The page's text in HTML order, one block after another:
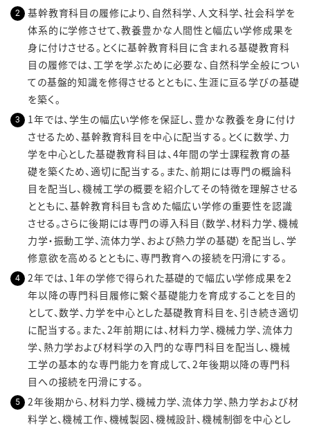
基幹教育科目の履修により、自然科学、人文科学、社会科学を
体系的に学修させて、教養豊かな人間性と幅広い学修成果を
身に付けさせる。とくに基幹教育科目に含まれる基礎教育科
目の履修では、工学を学ぶために必要な、自然科学全般につい
ての基盤的知識を修得させるとともに、生涯に亘る学びの基礎
を築く。
1年では、学生の幅広い学修を保証し、豊かな教養を身に付け
させるため、基幹教育科目を中心に配当する。とくに数学、力
学を中心とした基礎教育科目は、4年間の学士課程教育の基
礎を築くため、適切に配当する。また、前期には専門の概論科
目を配当し、機械工学の概要を紹介してその特徴を理解させる
とともに、基幹教育科目も含めた幅広い学修の重要性を認識
させる。さらに後期には専門の導入科目（数学、材料力学、機械
力学・振動工学、流体力学、および熱力学の基礎）を配当し、学
修意欲を高めるとともに、専門教育への接続を円滑にする。
2年では、1年の学修で得られた基礎的で幅広い学修成果を2
年以降の専門科目履修に繋ぐ基礎能力を育成することを目的
として、数学、力学を中心とした基礎教育科目を、引き続き適切
に配当する。また、2年前期には、材料力学、機械力学、流体力
学、熱力学および材料学の入門的な専門科目を配当し、機械
工学の基本的な専門能力を育成して、2年後期以降の専門科
目への接続を円滑にする。
2年後期から、材料力学、機械力学、流体力学、熱力学および材
料学と、機械工作、機械製図、機械設計、機械制御を中心とし